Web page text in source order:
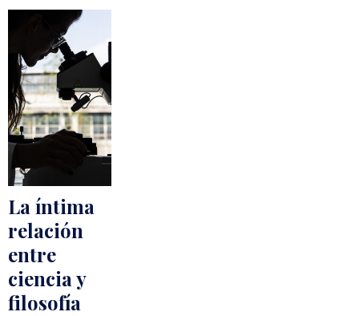
La íntima
relación
entre
ciencia y
filosofía